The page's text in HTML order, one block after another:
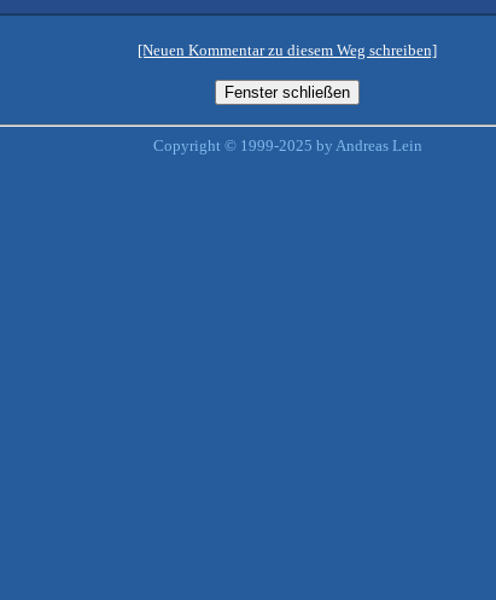
[Neuen Kommentar zu diesem Weg schreiben]
Copyright © 1999-2025 by Andreas Lein